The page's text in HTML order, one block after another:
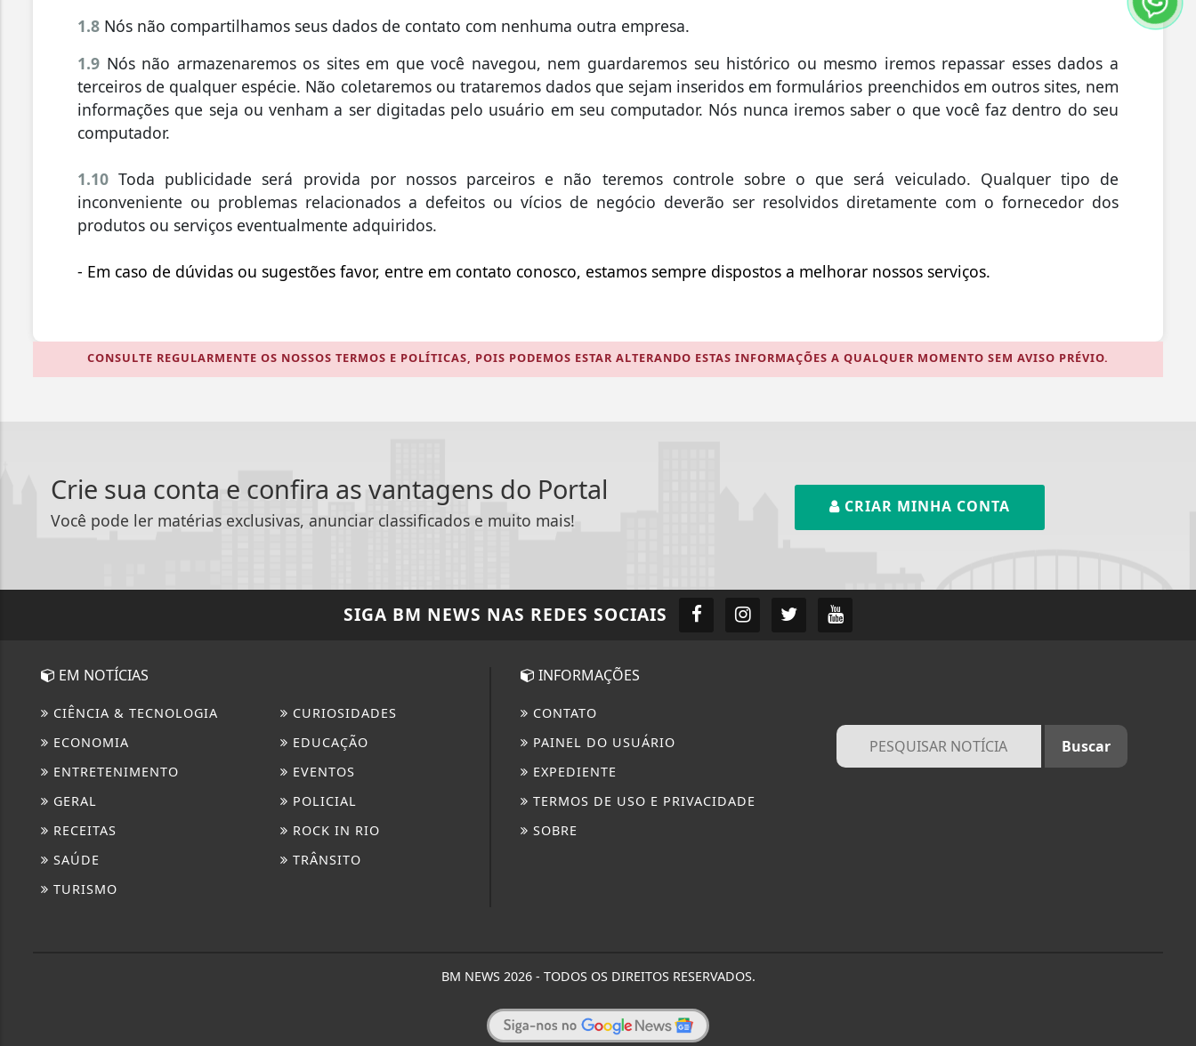
1.8 Nós não compartilhamos seus dados de contato com nenhuma outra empresa.
1.9 Nós não armazenaremos os sites em que você navegou, nem guardaremos seu histórico ou mesmo iremos repassar esses dados a
terceiros de qualquer espécie. Não coletaremos ou trataremos dados que sejam inseridos em formulários preenchidos em outros sites, nem
informações que seja ou venham a ser digitadas pelo usuário em seu computador. Nós nunca iremos saber o que você faz dentro do seu
computador.
1.10 Toda publicidade será provida por nossos parceiros e não teremos controle sobre o que será veiculado. Qualquer tipo de
inconveniente ou problemas relacionados a defeitos ou vícios de negócio deverão ser resolvidos diretamente com o fornecedor dos
produtos ou serviços eventualmente adquiridos.
- Em caso de dúvidas ou sugestões favor, entre em contato conosco, estamos sempre dispostos a melhorar nossos serviços.
CONSULTE REGULARMENTE OS NOSSOS TERMOS E POLÍTICAS, POIS PODEMOS ESTAR ALTERANDO ESTAS INFORMAÇÕES A QUALQUER MOMENTO SEM AVISO PRÉVIO.
Crie sua conta e confira as vantagens do Portal
Você pode ler matérias exclusivas, anunciar classificados e muito mais!
CRIAR MINHA CONTA
SIGA BM NEWS NAS REDES SOCIAIS
EM NOTÍCIAS
CIÊNCIA & TECNOLOGIA
CURIOSIDADES
ECONOMIA
EDUCAÇÃO
ENTRETENIMENTO
EVENTOS
GERAL
POLICIAL
RECEITAS
ROCK IN RIO
SAÚDE
TRÂNSITO
TURISMO
INFORMAÇÕES
CONTATO
PAINEL DO USUÁRIO
EXPEDIENTE
TERMOS DE USO E PRIVACIDADE
SOBRE
BM NEWS 2026 - TODOS OS DIREITOS RESERVADOS.
Esse site utiliza cookies para melhorar sua experiência de navegação. Ao continuar o acesso, entendemos que você